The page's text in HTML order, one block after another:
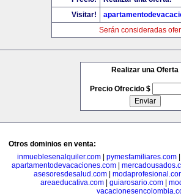
Visitar!
Serán consideradas
Realizar una Oferta
Precio Ofrecido $
Otros dominios en venta:
inmueblesenalquiler.com| pymesfamiliares.com
apartamentodevacaciones.com|
asesoresdesalud.com|
areaeducativa.com| guiarosario.com|